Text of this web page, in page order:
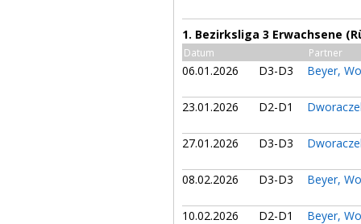
1. Bezirksliga 3 Erwachsene
Datum Partner
06.01.2026 D3-D3 Beyer,
23.01.2026 D2-D1
27.01.2026 D3-D3
08.02.2026 D3-D3 Beyer,
10.02.2026 D2-D1 Beyer,